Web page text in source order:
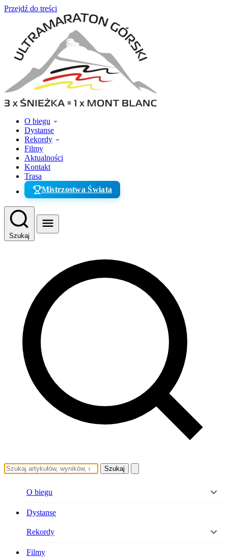
Przejdź do treści
O biegu
Dystanse
Rekordy
Filmy
Aktualności
Kontakt
Trasa
Mistrzostwa Świata
Szukaj
Szukaj
O biegu
Dystanse
Rekordy
Filmy